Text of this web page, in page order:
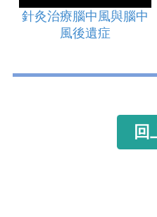
針灸治療腦中風與腦中
風後遺症
回